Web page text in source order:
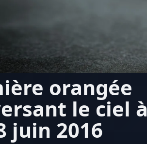
orangée
le ciel
juin 2016